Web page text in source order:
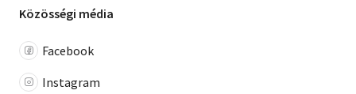
Közösségi média
Facebook
Instagram